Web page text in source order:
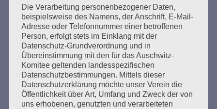
von 97 Jahren in Budapest.
mehr ...
Seitennummerierung
der
Zurück 6 Weiter
Die Verarbeitung personenbezogener Daten,
beispielsweise des Namens, der Anschrift, E-Mail-
Adresse oder Telefonnummer einer betroffenen
Person, erfolgt stets im Einklang mit der
Datenschutz-Grundverordnung und in
Übereinstimmung mit den für das Auschwitz-
Komitee geltenden landesspezifischen
Datenschutzbestimmungen. Mittels dieser
Datenschutzerklärung möchte unser Verein die
Öffentlichkeit über Art, Umfang und Zweck der von
uns erhobenen, genutzten und verarbeiteten